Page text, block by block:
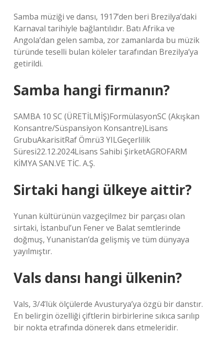
Samba müziği ve dansı, 1917’den beri Brezilya’daki
Karnaval tarihiyle bağlantılıdır. Batı Afrika ve
Angola’dan gelen samba, zor zamanlarda bu müzik
türünde teselli bulan köleler tarafından Brezilya’ya
getirildi.
Samba hangi firmanın?
SAMBA 10 SC (ÜRETİLMİŞ)FormülasyonSC (Akışkan
Konsantre/Süspansiyon Konsantre)Lisans
GrubuAkarisitRaf Ömrü3 YILGeçerlilik
Süresi22.12.2024Lisans Sahibi ŞirketAGROFARM
KİMYA SAN.VE TİC. A.Ş.
Sirtaki hangi ülkeye aittir?
Yunan kültürünün vazgeçilmez bir parçası olan
sirtaki, İstanbul’un Fener ve Balat semtlerinde
doğmuş, Yunanistan’da gelişmiş ve tüm dünyaya
yayılmıştır.
Vals dansı hangi ülkenin?
Vals, 3/4’lük ölçülerde Avusturya’ya özgü bir danstır.
En belirgin özelliği çiftlerin birbirlerine sıkıca sarılıp
bir nokta etrafında dönerek dans etmeleridir.